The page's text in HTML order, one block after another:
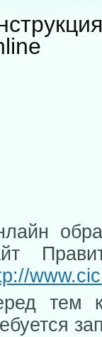
тем